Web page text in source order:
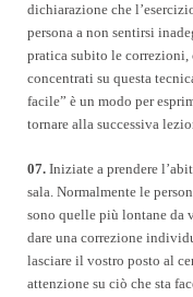
dichiarazione che
persona a non sentirsi
pratica subito le
concentrati su questa
facile” è un modo per
tornare alla successiva
07. Iniziate a prendere
sala. Normalmente le
sono quelle più lontane da
dare una correzione
lasciare il vostro posto al
attenzione su ciò che sta